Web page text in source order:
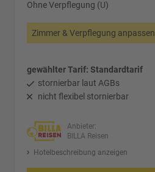
Ohne Verpflegung (U)
Zimmer & Verpflegung anpassen
gewählter Tarif: Standardtarif
stornierbar laut AGBs
nicht flexibel stornierbar
Anbieter:
BILLA Reisen
Hotelbeschreibung anzeigen